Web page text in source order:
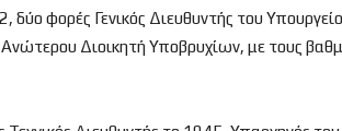
φορές Γενικός Διευθυντής του
Διοικητή Υποβρυχίων, με τους